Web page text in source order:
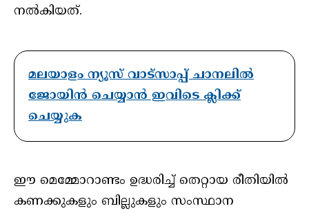
നല്‍കിയത്.
മലയാളം ന്യൂസ് വാട്സാപ്പ് ചാനലിൽ
ജോയിൻ ചെയ്യാൻ ഇവിടെ ക്ലിക്ക്
ചെയ്യുക
ഈ മെമ്മോറാണ്ടം ഉദ്ധരിച്ച് തെറ്റായ രീതിയില്‍
കണക്കുകളും ബില്ലുകളും സംസ്ഥാന